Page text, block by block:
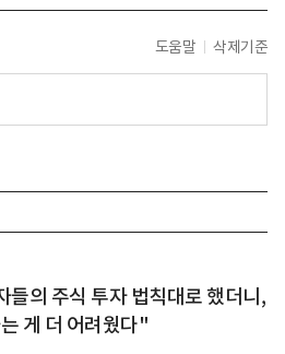
도움말 삭제기준
들의 주식 투자 법칙대로 했더니,
게 더 어려웠다"